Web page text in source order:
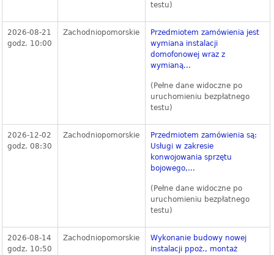
testu)
2026-08-21
godz. 10:00
Zachodniopomorskie
Przedmiotem zamówienia jest
wymiana instalacji
domofonowej wraz z
wymianą...
(Pełne dane widoczne po
uruchomieniu bezpłatnego
testu)
2026-12-02
godz. 08:30
Zachodniopomorskie
Przedmiotem zamówienia są:
Usługi w zakresie
konwojowania sprzętu
bojowego,...
(Pełne dane widoczne po
uruchomieniu bezpłatnego
testu)
2026-08-14
godz. 10:50
Zachodniopomorskie
Wykonanie budowy nowej
instalacji ppoż., montaż